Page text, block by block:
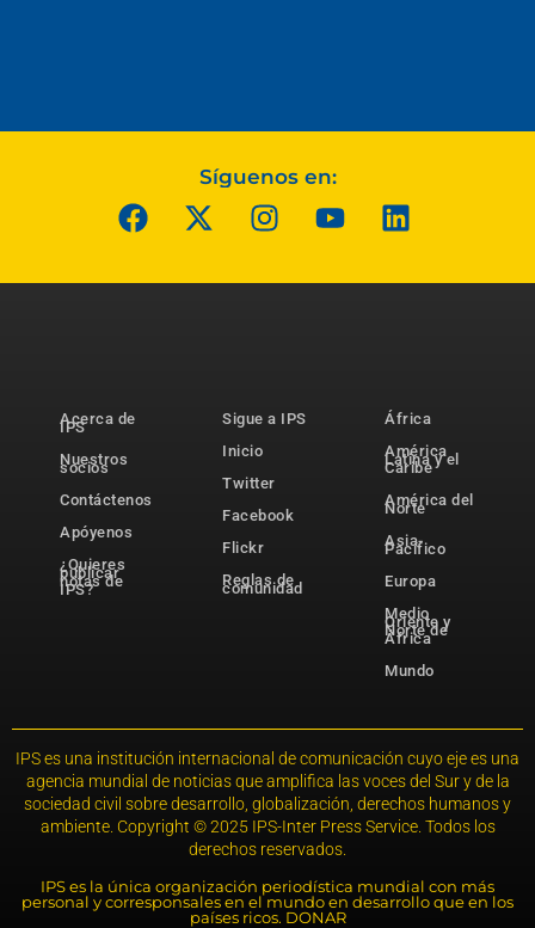
Síguenos en:
Acerca de
IPS
Nuestros
socios
Contáctenos
Apóyenos
¿Quieres
publicar
notas de
IPS?
Sigue a IPS
Inicio
Twitter
Facebook
Flickr
Reglas de
comunidad
África
América
Latina y el
Caribe
América del
Norte
Asia-
Pacífico
Europa
Medio
Oriente y
Norte de
África
Mundo
IPS es una institución internacional de comunicación cuyo eje es una
agencia mundial de noticias que amplifica las voces del Sur y de la
sociedad civil sobre desarrollo, globalización, derechos humanos y
ambiente. Copyright © 2025 IPS-Inter Press Service. Todos los
derechos reservados.
IPS es la única organización periodística mundial con más
personal y corresponsales en el mundo en desarrollo que en los
países ricos. DONAR